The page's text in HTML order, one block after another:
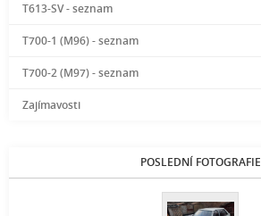
T613-SV - seznam
T700-1 (M96) - seznam
T700-2 (M97) - seznam
Zajímavosti
POSLEDNÍ FOTOGRAFIE